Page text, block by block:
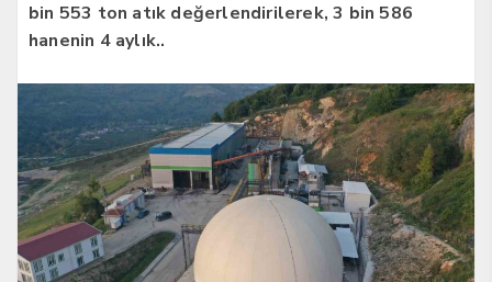
bin 553 ton atık değerlendirilerek, 3 bin 586
hanenin 4 aylık..